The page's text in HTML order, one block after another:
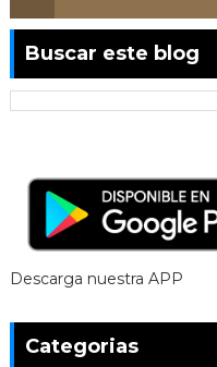
Buscar este blog
Descarga nuestra APP
Categorias